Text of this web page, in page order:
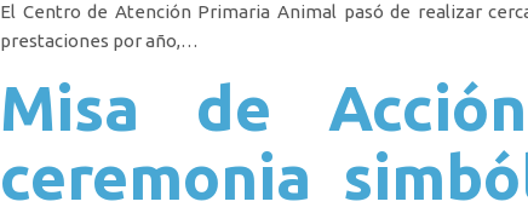
El Centro de Atención Primaria Animal pasó de realizar
prestaciones por año,…
Misa de
ceremonia